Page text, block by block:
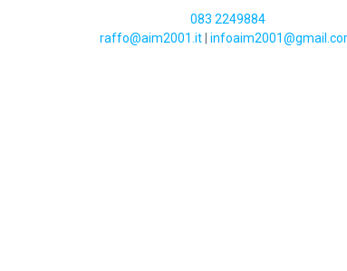
083 2249884
raffo@aim2001.it